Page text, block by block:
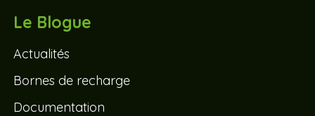
Le Blogue
Actualités
Bornes de recharge
Documentation